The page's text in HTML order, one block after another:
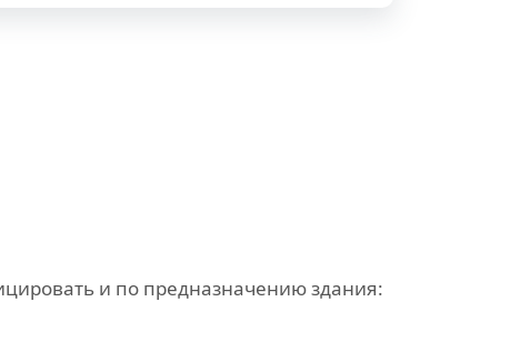
и по предназначению здания: